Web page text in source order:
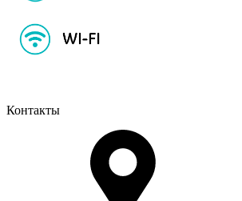
Контакты